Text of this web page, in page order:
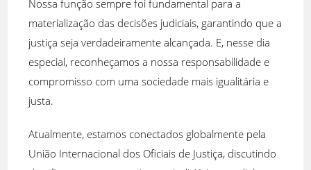
Nossa função sempre foi fundamental para a
materialização das decisões judiciais, garantindo que a
justiça seja verdadeiramente alcançada. E, nesse dia
especial, reconheçamos a nossa responsabilidade e
compromisso com uma sociedade mais igualitária e
justa.
Atualmente, estamos conectados globalmente pela
União Internacional dos Oficiais de Justiça, discutindo